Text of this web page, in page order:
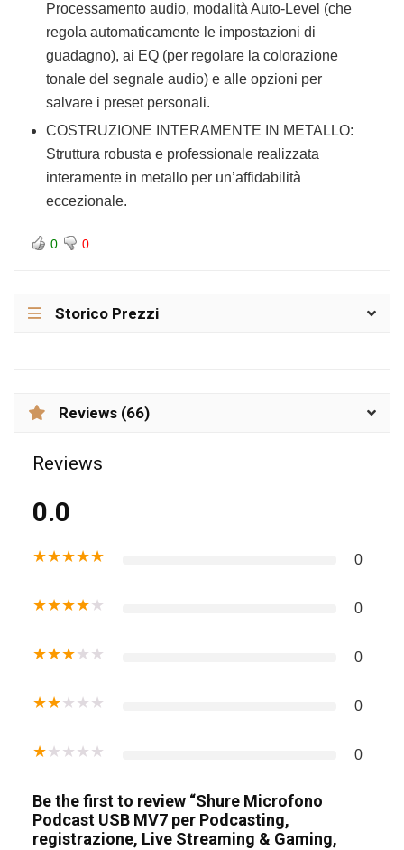
Processamento audio, modalità Auto-Level (che
regola automaticamente le impostazioni di
guadagno), ai EQ (per regolare la colorazione
tonale del segnale audio) e alle opzioni per
salvare i preset personali.
COSTRUZIONE INTERAMENTE IN METALLO:
Struttura robusta e professionale realizzata
interamente in metallo per un’affidabilità
eccezionale.
0 0
Storico Prezzi
Reviews (66)
Reviews
0.0
★★★★★ 0
★★★★★ 0
★★★★ ★ 0
★★★ ★ ★ 0
★★ ★ ★ ★ 0
Be the first to review “Shure Microfono
Podcast USB MV7 per Podcasting,
registrazione, Live Streaming & Gaming,